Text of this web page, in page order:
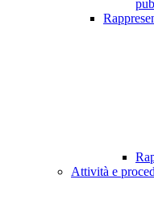
Attività e